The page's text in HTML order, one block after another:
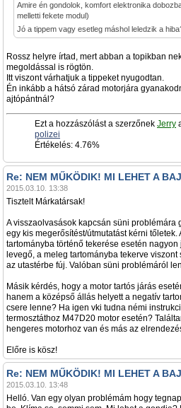
Amire én gondolok, komfort elektronika
melletti fekete modul)
Jó a tippem vagy esetleg máshol leledzik a
Rossz helyre írtad, mert abban a topikban
megoldással is rögtön.
Itt viszont várhatjuk a tippeket nyugodtan.
Én inkább a hátsó zárad motorjára
ajtópántnál?
Ezt a hozzászólást a szerzőnek Jerry
polizei
Értékelés: 4.76%
Re: NEM MŰKÖDIK! MI LEHET A
2015.03.10. 13:38
Tisztelt Márkatársak!
A visszaolvasások kapcsán süni problémára
egy kis megerősítést/útmutatást kérni tőletek.
tartományba történő tekerése esetén
levegő, a meleg tartományba tekerve
az utastérbe fúj. Valóban süni problémáról
Másik kérdés, hogy a motor tartós járás
hanem a középső állás helyett a negatív
csere lenne? Ha igen vki tudna némi
termosztáthoz M47D20 motor esetén?
hengeres motorhoz van és más az
Előre is kösz!
Re: NEM MŰKÖDIK! MI LEHET A
2015.03.10. 13:48
Helló. Van egy olyan problémám hogy